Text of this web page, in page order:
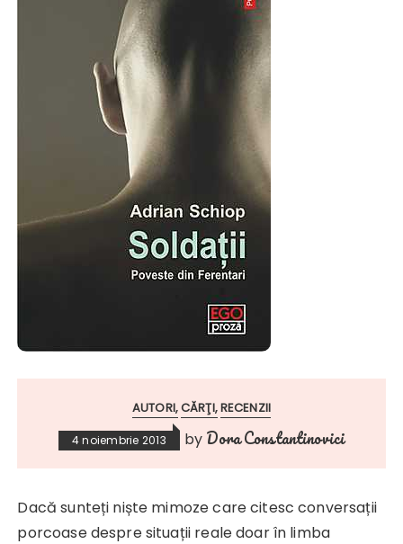
AUTORI CĂRŢI RECENZII
4 noiembrie 2013 by Dora Constantinovici
Dacă sunteți niște mimoze care citesc conversații
porcoase despre situații reale doar în limba